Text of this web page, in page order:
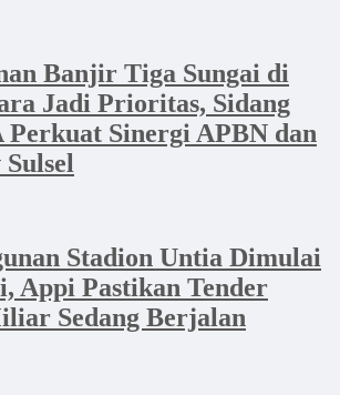
Banjir Tiga Sungai di
Jadi Prioritas, Sidang
Perkuat Sinergi APBN dan
Stadion Untia Dimulai
Appi Pastikan Tender
Sedang Berjalan